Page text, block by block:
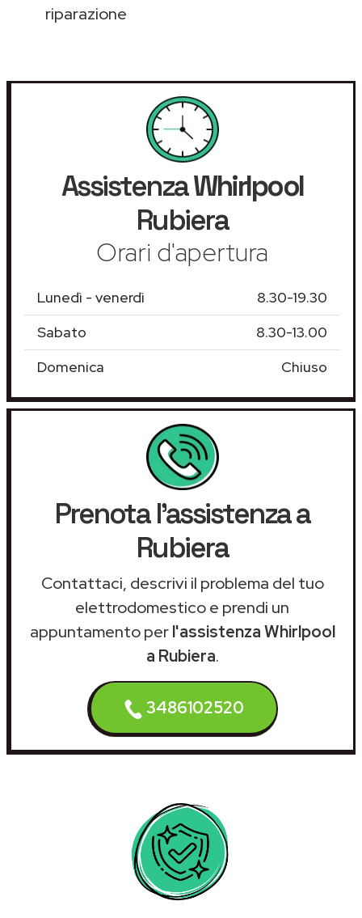
riparazione
AssistenzaWhirlpool
Rubiera
Orari d'apertura
Lunedì - venerdì
8.30-19.30
Sabato
8.30-13.00
Domenica
Chiuso
Prenota l'assistenza a
Rubiera
Contattaci, descrivi il problema del tuo
elettrodomestico e prendi un
appuntamento perl'assistenza Whirlpool
a Rubiera.
3486102520